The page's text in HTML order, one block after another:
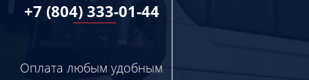
+7 (804) 333-01-44
Оплата любым удобным